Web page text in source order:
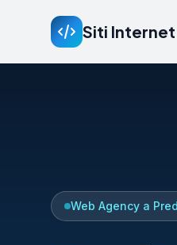
Siti Internet
Web Agency a